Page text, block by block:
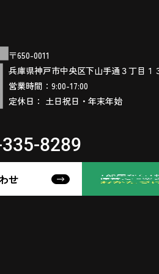
〒650-0011
兵庫県神戸市中央区下山手通３丁目１
営業時間：9:00-17:00
定休日： 土日祝日・年末年始
8289
せ